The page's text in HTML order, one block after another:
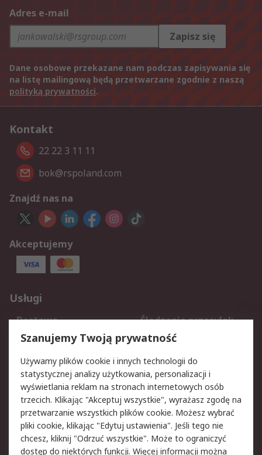
Adres e-mail
Zapisz się
Dane osobowe przekazane nam podczas zapisywania się
na listę mailingową będą przetwarzane zgodnie z naszą
polityką prywatności.
Kontakt
22 22 3 11 11
bok@rspoland.com
Znajdź nas na
Akceptujemy
Usługi
Dostawa
Śledzenie przesyłek
Reklamacje i zwroty
Rejestracja
Aspekty prawne
Bezpieczeństwo e-
maila
Polityka dotycząca
plików cookie
Polityka prywatności
Użytkowanie witryny
Zastrzeżenia prawne
Warunki Sprzedaży
Szanujemy Twoją prywatność
Używamy plików cookie i innych technologii do
statystycznej analizy użytkowania, personalizacji i
wyświetlania reklam na stronach internetowych osób
trzecich. Klikając "Akceptuj wszystkie", wyrażasz zgodę na
przetwarzanie wszystkich plików cookie. Możesz wybrać
pliki cookie, klikając "Edytuj ustawienia". Jeśli tego nie
chcesz, kliknij "Odrzuć wszystkie". Może to ograniczyć
dostęp do niektórych funkcji. Więcej informacji można